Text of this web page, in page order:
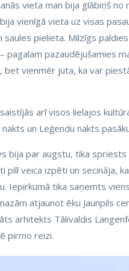
vieta man bija glābiņš
vienīgā vieta uz visas
saules pielieta. Milzīgs
pagalam pazaudējušamies
bet vienmēr juta, ka var
arī visos lielajos
un Leģendu nakts
bija par augstu, tika
pilī veica izpēti un secināja,
Iepirkumā tika saņemts
atjaunot ēku Jaunpils
arhitekts Tālivaldis
pirmo reizi.